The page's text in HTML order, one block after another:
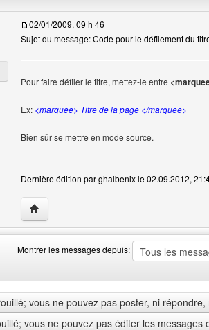
de l'utilisateur
02/01/2009, 09 h 46
Sujet du message: Code pour le défilement du
Pour faire défiler le titre, mettez-le entre
Ex: <marquee> Titre de la page </marquee>
Bien sûr se mettre en mode source.
Dernière édition par ghalbenix le 02.09.2012,
Visiter le site web de l'utilisateur: ghalbenix
Montrer les messages depuis:
les
messages
depuis
by
vous ne pouvez pas poster, ni répondre,
vous ne pouvez pas éditer les messages